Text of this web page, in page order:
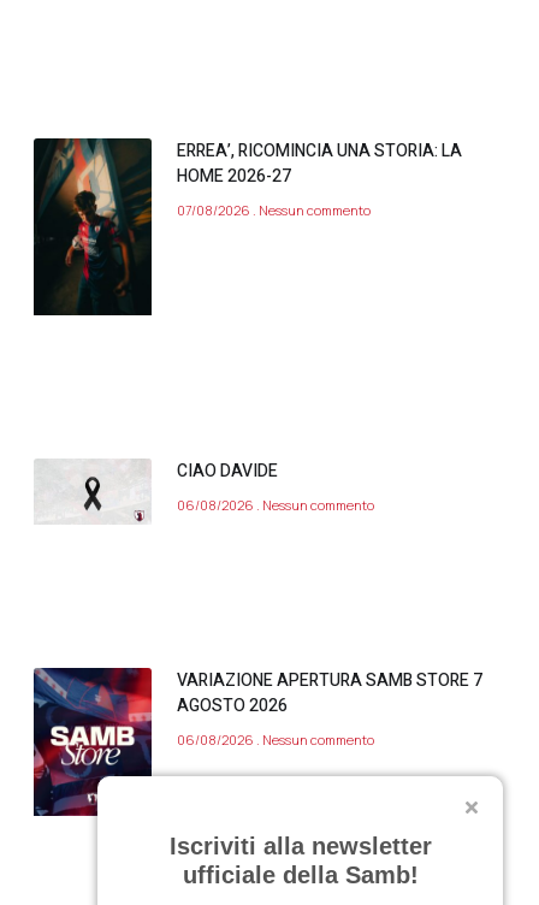
ERREA’, RICOMINCIA UNA STORIA: LA
HOME 2026-27
07/08/2026 Nessun commento
CIAO DAVIDE
06/08/2026 Nessun commento
VARIAZIONE APERTURA SAMB STORE 7
AGOSTO 2026
06/08/2026 Nessun commento
Iscriviti alla newsletter
ufficiale della Samb!